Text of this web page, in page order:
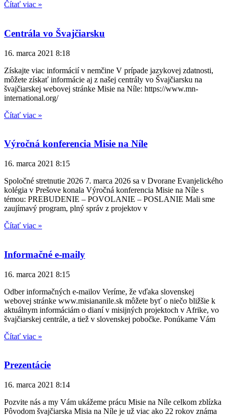
Čítať viac »
Centrála vo Švajčiarsku
16. marca 2021 8:18
Získajte viac informácií v nemčine V prípade jazykovej zdatnosti,
môžete získať informácie aj z našej centrály vo Švajčiarsku na
švajčiarskej webovej stránke Misie na Níle: https://www.mn-
international.org/
Čítať viac »
Výročná konferencia Misie na Níle
16. marca 2021 8:15
Spoločné stretnutie 2026 7. marca 2026 sa v Dvorane Evanjelického
kolégia v Prešove konala Výročná konferencia Misie na Níle s
témou: PREBUDENIE – POVOLANIE – POSLANIE Mali sme
zaujímavý program, plný správ z projektov v
Čítať viac »
Informačné e-maily
16. marca 2021 8:15
Odber informačných e-mailov Veríme, že vďaka slovenskej
webovej stránke www.misiananile.sk môžete byť o niečo bližšie k
aktuálnym informáciám o dianí v misijných projektoch v Afrike, vo
švajčiarskej centrále, a tiež v slovenskej pobočke. Ponúkame Vám
Čítať viac »
Prezentácie
16. marca 2021 8:14
Pozvite nás a my Vám ukážeme prácu Misie na Níle celkom zblízka
Pôvodom švajčiarska Misia na Níle je už viac ako 22 rokov známa